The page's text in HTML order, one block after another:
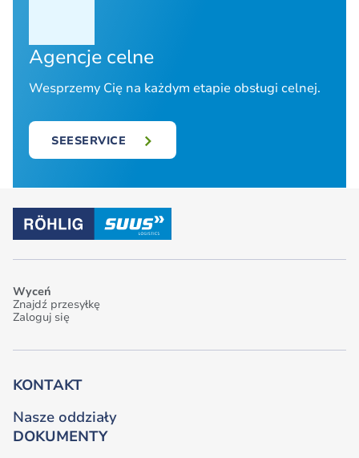
Agencje celne
Wesprzemy Cię na każdym etapie obsługi celnej.
SEESERVICE
Wyceń
Znajdź przesyłkę
Zaloguj się
KONTAKT
Nasze oddziały
DOKUMENTY